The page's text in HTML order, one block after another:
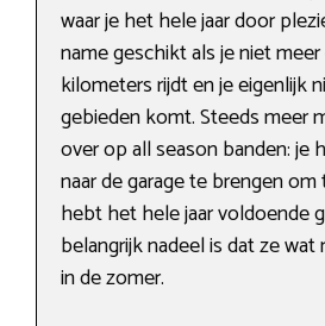
waar je het hele jaar door
name geschikt als je niet
kilometers rijdt en je eigenlijk
gebieden komt. Steeds meer
over op all season banden: je
naar de garage te brengen
hebt het hele jaar voldoende
belangrijk nadeel is dat ze wat
in de zomer.